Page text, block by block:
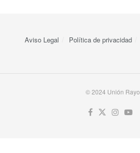
Aviso Legal Política de privacidad
© 2024 Unión Rayo